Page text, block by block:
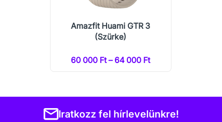
Amazfit Huami GTR 3
(Szürke)
60 000 Ft – 64 000 Ft
Iratkozz fel hírlevelünkre!